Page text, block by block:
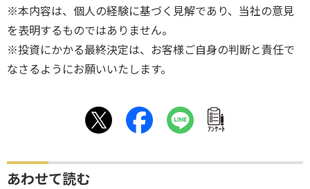
※本内容は、個人の経験に基づく見解であり、当社の意見
を表明するものではありません。
※投資にかかる最終決定は、お客様ご自身の判断と責任で
なさるようにお願いいたします。
ｱﾝｹｰﾄ
あわせて読む